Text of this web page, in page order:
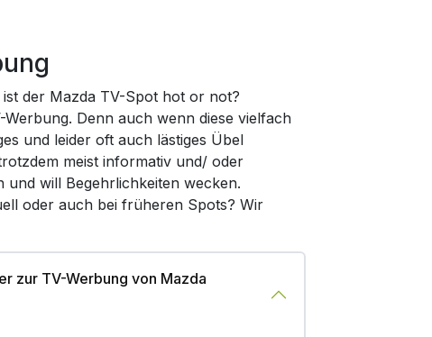
der Mazda TV-Spot hot or not?
Denn auch wenn diese vielfach
und leider oft auch lästiges Übel
meist informativ und/ oder
will Begehrlichkeiten wecken.
oder auch bei früheren Spots? Wir
zur TV-Werbung von Mazda